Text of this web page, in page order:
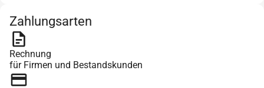
Zahlungsarten
Rechnung
für Firmen und Bestandskunden